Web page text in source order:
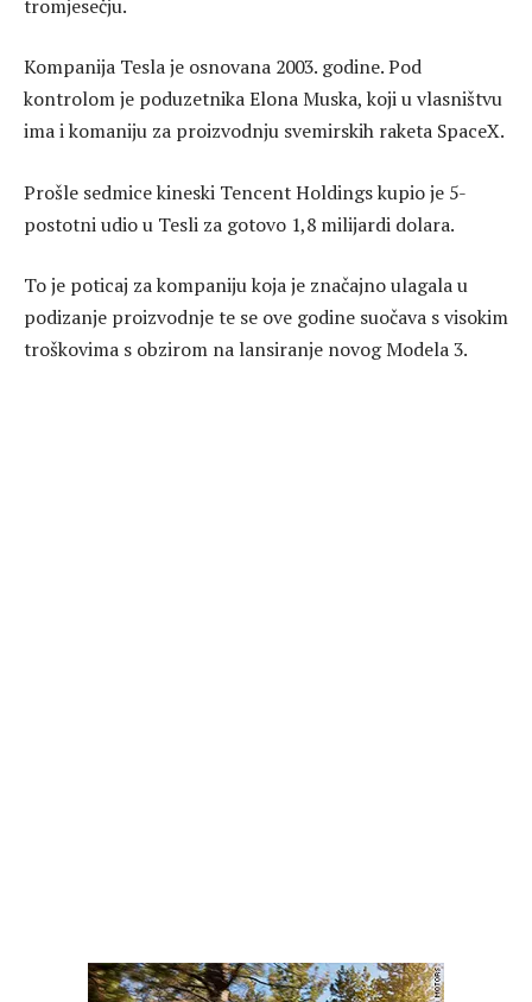
tromjesečju.
Kompanija Tesla je osnovana 2003. godine. Pod
kontrolom je poduzetnika Elona Muska, koji u vlasništvu
ima i komaniju za proizvodnju svemirskih raketa SpaceX.
Prošle sedmice kineski Tencent Holdings kupio je 5-
postotni udio u Tesli za gotovo 1,8 milijardi dolara.
To je poticaj za kompaniju koja je značajno ulagala u
podizanje proizvodnje te se ove godine suočava s visokim
troškovima s obzirom na lansiranje novog Modela 3.